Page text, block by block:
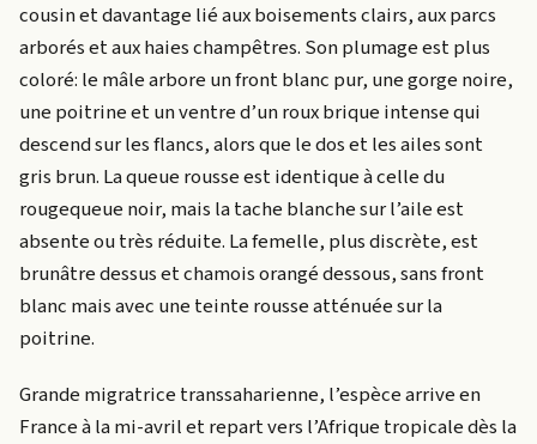
cousin et davantage lié aux boisements clairs, aux parcs
arborés et aux haies champêtres. Son plumage est plus
coloré: le mâle arbore un front blanc pur, une gorge noire,
une poitrine et un ventre d’un roux brique intense qui
descend sur les flancs, alors que le dos et les ailes sont
gris brun. La queue rousse est identique à celle du
rougequeue noir, mais la tache blanche sur l’aile est
absente ou très réduite. La femelle, plus discrète, est
brunâtre dessus et chamois orangé dessous, sans front
blanc mais avec une teinte rousse atténuée sur la
poitrine.
Grande migratrice transsaharienne, l’espèce arrive en
France à la mi-avril et repart vers l’Afrique tropicale dès la